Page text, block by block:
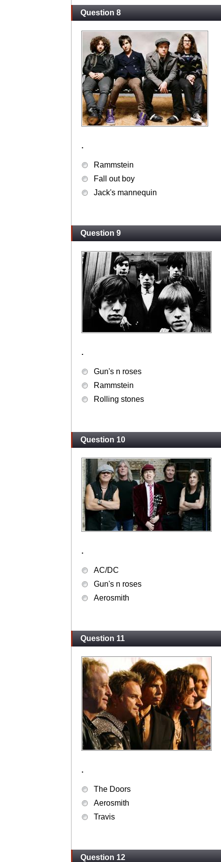
Question 8
.
Rammstein
Fall out boy
Jack's mannequin
Question 9
.
Gun's n roses
Rammstein
Rolling stones
Question 10
.
AC/DC
Gun's n roses
Aerosmith
Question 11
.
The Doors
Aerosmith
Travis
Question 12